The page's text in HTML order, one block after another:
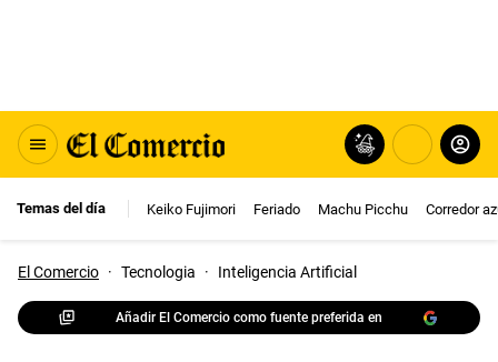
Temas del día Keiko Fujimori Feriado Machu Picchu Corredor
El Comercio · Tecnologia · Inteligencia Artificial
Añadir El Comercio como fuente preferida en